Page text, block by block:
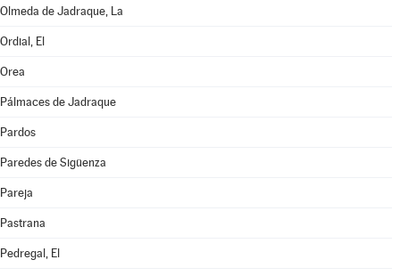
Olmeda de Jadraque, La
Ordial, El
Orea
Pálmaces de Jadraque
Pardos
Paredes de Sigüenza
Pareja
Pastrana
Pedregal, El